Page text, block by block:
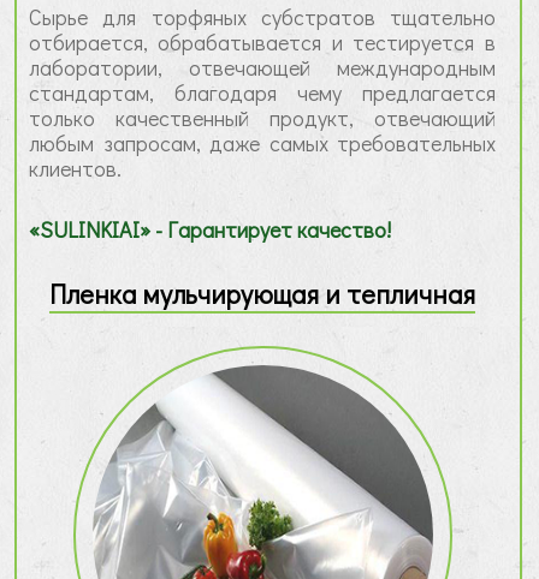
Сырье для торфяных субстратов тщательно
отбирается, обрабатывается и тестируется в
лаборатории, отвечающей международным
стандартам, благодаря чему предлагается
только качественный продукт, отвечающий
любым запросам, даже самых требовательных
клиентов.
«SULINKIAI» - Гарантирует качество!
Пленка мульчирующая и тепличная